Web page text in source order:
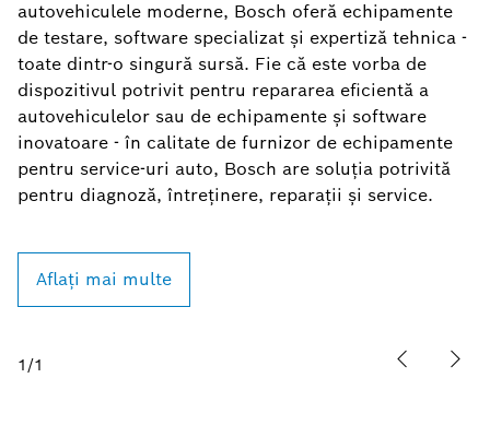
autovehiculele moderne, Bosch oferă echipamente
de testare, software specializat și expertiză tehnica -
toate dintr-o singură sursă. Fie că este vorba de
dispozitivul potrivit pentru repararea eficientă a
autovehiculelor sau de echipamente și software
inovatoare - în calitate de furnizor de echipamente
pentru service-uri auto, Bosch are soluția potrivită
pentru diagnoză, întreținere, reparații și service.
Aflați mai multe
1 /1